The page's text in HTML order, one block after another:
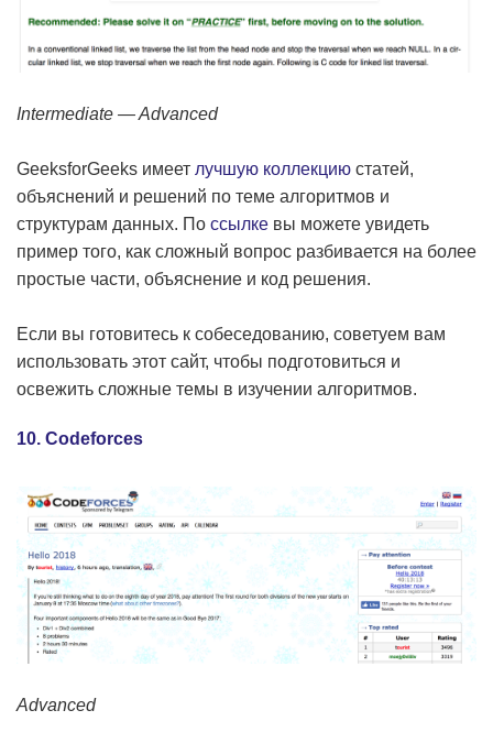
Intermediate — Advanced
GeeksforGeeks имеет лучшую коллекцию статей,
объяснений и решений по теме алгоритмов и
структурам данных. По ссылке вы можете увидеть
пример того, как сложный вопрос разбивается на более
простые части, объяснение и код решения.
Если вы готовитесь к собеседованию, советуем вам
использовать этот сайт, чтобы подготовиться и
освежить сложные темы в изучении алгоритмов.
10. Codeforces
Advanced